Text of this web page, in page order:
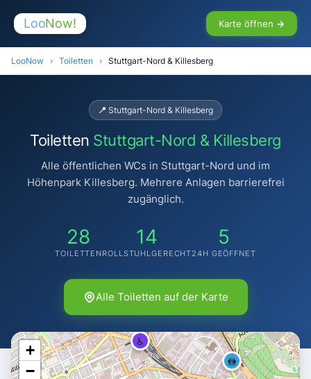
LooNow! Karte öffnen →
LooNow › Toiletten › Stuttgart-Nord & Killesberg
📍 Stuttgart-Nord & Killesberg
Toiletten Stuttgart-Nord & Killesberg
Alle öffentlichen WCs in Stuttgart-Nord und im
Höhenpark Killesberg. Mehrere Anlagen barrierefrei
zugänglich.
28
TOILETTEN
14
ROLLSTUHLGERECHT
5
24H GEÖFFNET
Alle Toiletten auf der Karte
🚻
♿
🚻
+
−